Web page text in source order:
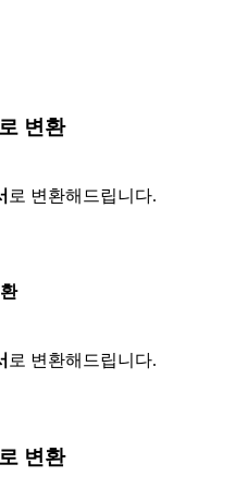
변환
로 변환해드립니다.
로 변환해드립니다.
변환